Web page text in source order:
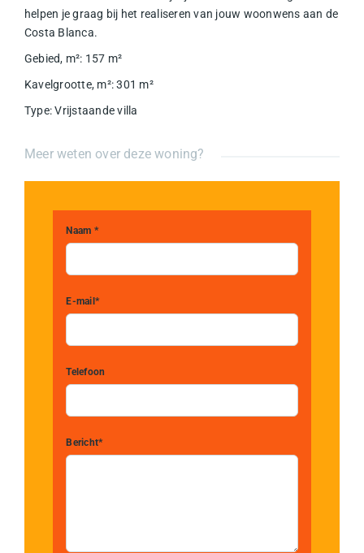
helpen je graag bij het realiseren van jouw woonwens aan de
Costa Blanca.
Gebied, m²: 157 m²
Kavelgrootte, m²: 301 m²
Type: Vrijstaande villa
Meer weten over deze woning?
Naam *
E-mail*
Telefoon
Bericht*